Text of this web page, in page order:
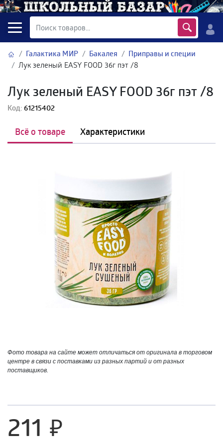
Галактика МИР Бакалея Приправы и специи
Лук зеленый EASY FOOD 36г пэт /8
Лук зеленый EASY FOOD 36г пэт /8
Код: 61215402
Всё о товаре Характеристики
Фото товара на сайте может отличаться от оригинала в торговом
центре в связи с поставками из разных партий и от разных
поставщиков.
211